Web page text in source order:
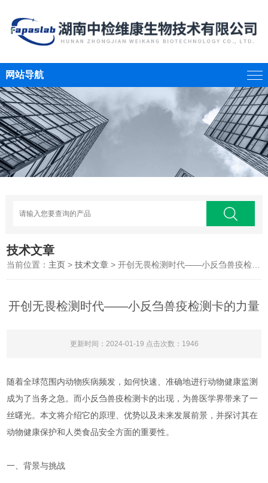
网站导航
技术文章
当前位置： 主页 >技术文章 > 开创无畏检测时代——小反刍兽疫检测卡的力量
开创无畏检测时代——小反刍兽疫检测卡的力量
更新时间：2024-01-19 点击次数：1946
随着全球范围内动物疾病频发，如何快速、准确地进行动物健康监测
成为了当务之急。而小反刍兽疫检测卡的出现，为兽医学界带来了一
丝曙光。本文将介绍它的原理、优势以及未来发展前景，并探讨其在
动物健康保护和人类食品安全方面的重要性。
一、背景与挑战